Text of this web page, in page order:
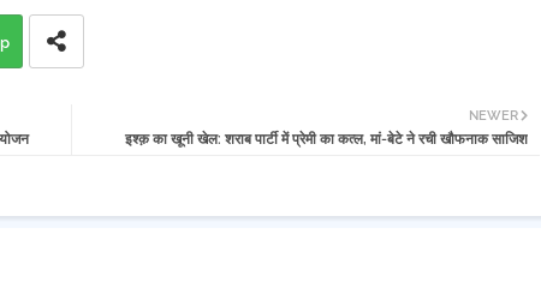
NEWER
इश्क़ का खूनी खेल: शराब पार्टी में प्रेमी का कत्ल, मां-बेटे ने रची खौफनाक साजिश